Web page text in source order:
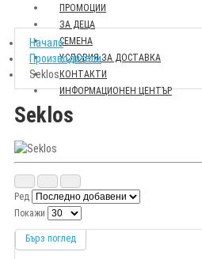
ПРОМОЦИИ
ЗА ДЕЦА
СЕМЕНА
УСЛОВИЯ ЗА ДОСТАВКА
КОНТАКТИ
ИНФОРМАЦИОНЕН ЦЕНТЪР
Начало
Производители
Seklos
Seklos
Ред
Покажи
Бърз поглед